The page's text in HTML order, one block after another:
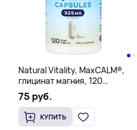
Natural Vitality, MaxCALM®,
глицинат магния, 120
веганских капсул (108 мг в 1
капсуле)
75 руб.
КУПИТЬ